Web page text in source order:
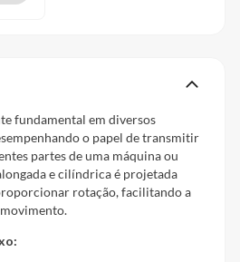
fundamental em diversos
o papel de transmitir
partes de uma máquina ou
e cilíndrica é projetada
rotação, facilitando a